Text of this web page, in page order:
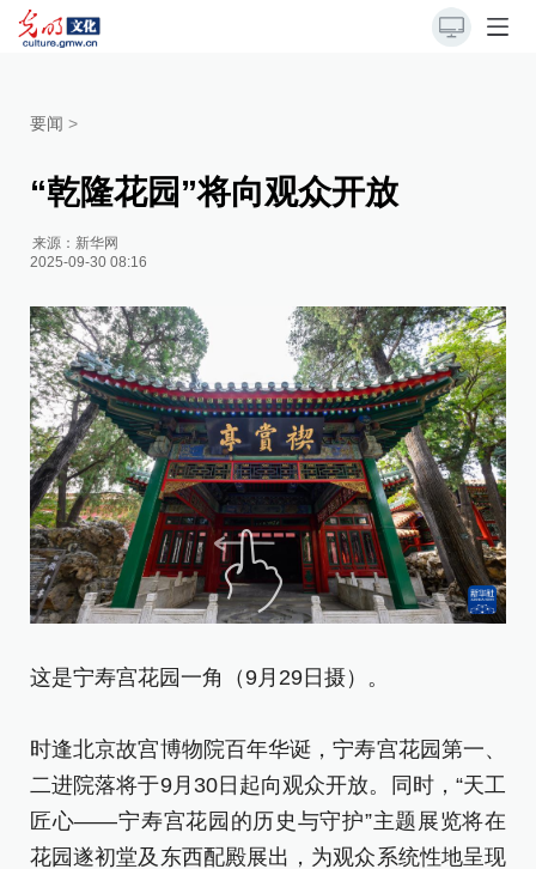
要闻 >
“乾隆花园”将向观众开放
来源： 新华网
2025-09-30 08:16
这是宁寿宫花园一角（9月29日摄）。
时逢北京故宫博物院百年华诞，宁寿宫花园第一、
二进院落将于9月30日起向观众开放。同时，“天工
匠心——宁寿宫花园的历史与守护”主题展览将在
花园遂初堂及东西配殿展出，为观众系统性地呈现